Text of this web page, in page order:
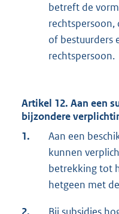
betreft de
rechtspersoon,
of bestuurders
rechtspersoon.
Artikel 12. Aan een
bijzondere
1.
Aan een
kunnen
betrekking tot
hetgeen met